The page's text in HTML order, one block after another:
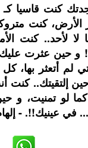
كنت قاسيا
كنت
لا لأحد.. كنت
و حين عثرت
لم أتعثر بها،
إلتقيتك.. كنت
كما لو تمنيت، و
في عينيك!!. -